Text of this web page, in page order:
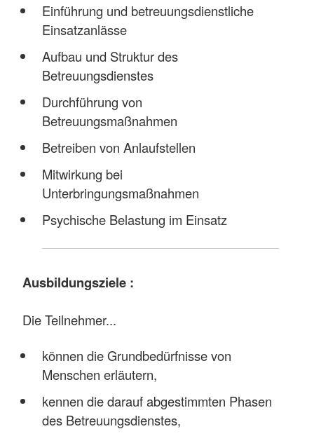
Einführung und betreuungsdienstliche
Einsatzanlässe
Aufbau und Struktur des
Betreuungsdienstes
Durchführung von
Betreuungsmaßnahmen
Betreiben von Anlaufstellen
Mitwirkung bei
Unterbringungsmaßnahmen
Psychische Belastung im Einsatz
Ausbildungsziele :
Die Teilnehmer...
können die Grundbedürfnisse von
Menschen erläutern,
kennen die darauf abgestimmten Phasen
des Betreuungsdienstes,